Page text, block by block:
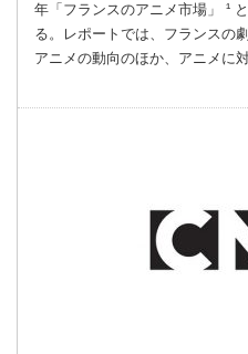
年「フランスのアニメ市場」 ¹
る。レポートでは、フランスの
アニメの動向のほか、アニメに